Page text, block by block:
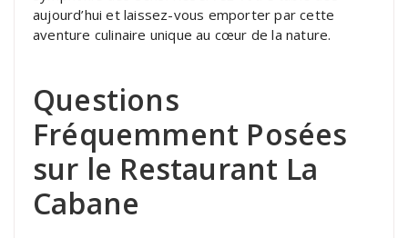
aujourd’hui et laissez-vous emporter par cette
aventure culinaire unique au cœur de la nature.
Questions
Fréquemment Posées
sur le Restaurant La
Cabane